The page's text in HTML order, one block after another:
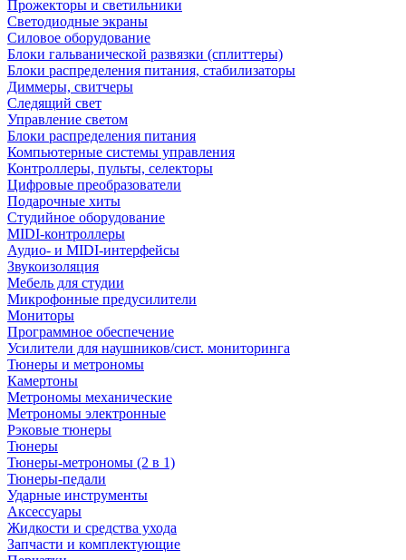
Прожекторы и светильники
Светодиодные экраны
Силовое оборудование
Блоки гальванической развязки (сплиттеры)
Блоки распределения питания, стабилизаторы
Диммеры, свитчеры
Следящий свет
Управление светом
Блоки распределения питания
Компьютерные системы управления
Контроллеры, пульты, селекторы
Цифровые преобразователи
Подарочные хиты
Студийное оборудование
MIDI-контроллеры
Аудио- и MIDI-интерфейсы
Звукоизоляция
Мебель для студии
Микрофонные предусилители
Мониторы
Программное обеспечение
Усилители для наушников/сист. мониторинга
Тюнеры и метрономы
Камертоны
Метрономы механические
Метрономы электронные
Рэковые тюнеры
Тюнеры
Тюнеры-метрономы (2 в 1)
Тюнеры-педали
Ударные инструменты
Аксессуары
Жидкости и средства ухода
Запчасти и комплектующие